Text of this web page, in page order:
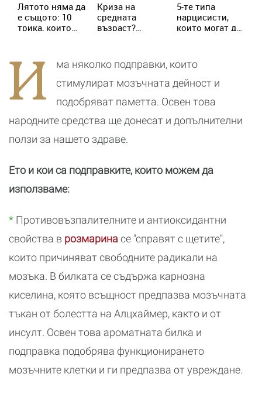
Лятото няма да
е същото: 10
трика, които
Криза на
средната
възраст?
правилата
5-те типа
нарцисисти,
които могат да
всеки ден
И
ма няколко подправки, които
стимулират мозъчната дейност и
подобряват паметта. Освен това
народните средства ще донесат и допълнителни
ползи за нашето здраве.
Ето и кои са подправките, които можем да
използваме:
* Противовъзпалителните и антиоксидантни
свойства в розмаринасе "справят с щетите",
които причиняват свободните радикали на
мозъка. В билката се съдържа карнозна
киселина, която всъщност предпазва мозъчната
тъкан от болестта на Алцхаймер, както и от
инсулт. Освен това ароматната билка и
подправка подобрява функционирането
мозъчните клетки и ги предпазва от увреждане.